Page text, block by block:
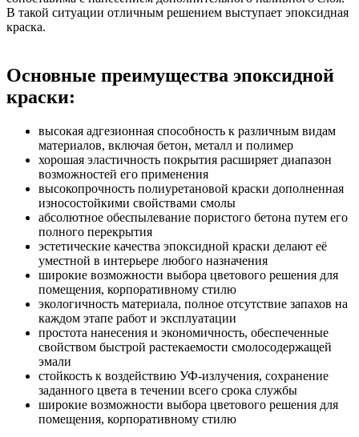
В такой ситуации отличным решением выступает эпоксидная
краска.
Основные преимущества эпоксидной
краски:
высокая адгезионная способность к различным видам
материалов, включая бетон, металл и полимер
хорошая эластичность покрытия расширяет диапазон
возможностей его применения
высокопрочность полиуретановой краски дополненная
износостойкими свойствами смолы
абсолютное обеспылевание пористого бетона путем его
полного перекрытия
эстетические качества эпоксидной краски делают её
уместной в интерьере любого назначения
широкие возможности выбора цветового решения для
помещения, корпоративному стилю
экологичность материала, полное отсутствие запахов на
каждом этапе работ и эксплуатации
простота нанесения и экономичность, обеспеченные
свойством быстрой растекаемости смолосодержащей
эмали
стойкость к воздействию УФ-излучения, сохранение
заданного цвета в течении всего срока службы
широкие возможности выбора цветового решения для
помещения, корпоративному стилю